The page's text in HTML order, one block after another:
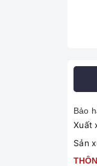
Bảo
Xuất
Sản